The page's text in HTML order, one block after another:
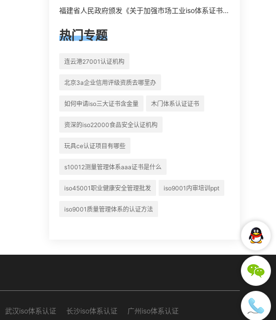
福建省人民政府颁发《关于加强市场工业iso体系证书质量监督检验与管理的暂行规定》的通知
热门专题
连云港27001认证机构
北京3a企业信用评级资质去哪里办
如何申请iso三大证书含金量 木门体系认证证书
资深的iso22000食品安全认证机构
玩具ce认证项目有哪些
s10012测量管理体系aaa证书是什么
iso45001职业健康安全管理批发 iso9001内审培训ppt
iso9001质量管理体系的认证方法
武汉iso体系认证 长沙iso体系认证 广州iso体系认证